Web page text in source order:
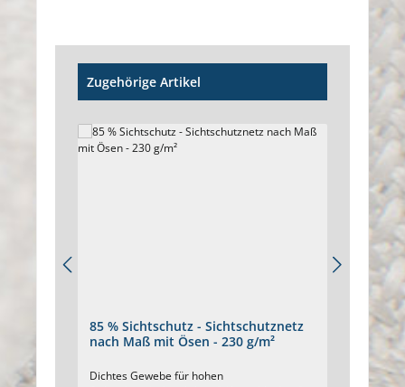
Zugehörige Artikel
85 % Sichtschutz - Sichtschutznetz
nach Maß mit Ösen - 230 g/m²
Dichtes Gewebe für hohen
65